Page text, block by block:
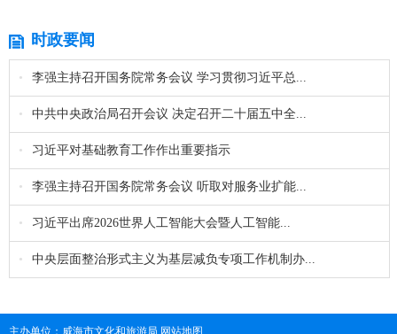
时政要闻
• 李强主持召开国务院常务会议 学习贯彻习近平总...
• 中共中央政治局召开会议 决定召开二十届五中全...
• 习近平对基础教育工作作出重要指示
• 李强主持召开国务院常务会议 听取对服务业扩能...
• 习近平出席2026世界人工智能大会暨人工智能...
• 中央层面整治形式主义为基层减负专项工作机制办...
主办单位：威海市文化和旅游局 网站地图